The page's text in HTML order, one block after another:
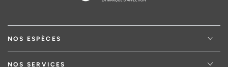
NOS ESPÈCES
NOS SERVICES